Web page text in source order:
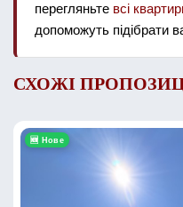
перегляньте всі
допоможуть підібрати
СХОЖІ
🆕 Нове